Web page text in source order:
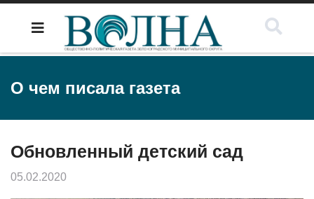
О чем писала газета
Обновленный детский сад
05.02.2020